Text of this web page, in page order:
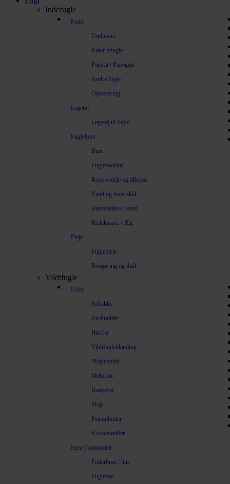
Indefugle
Foder
Undulater
Kanariefugle
Parakit / Papegøje
Andre fugle
Opbevaring
Legetøj
Legetøj til fugle
Fuglebure
Bure
Fuglebadekar
Reservedele og tilbehør
Vand og foderskål
Bunddække / Sand
Redekasser / Æg
Pleje
Fuglepleje
Rengøring og duft
Vildtfugle
Foder
Solsikke
Jordnødder
Hørfrø
Vildtfugleblanding
Mejsebolde
Melorme
Hampfrø
Majs
Peanutbutter
Kokosnødder
Huse / automater
Foderbræt / hus
Fuglebad